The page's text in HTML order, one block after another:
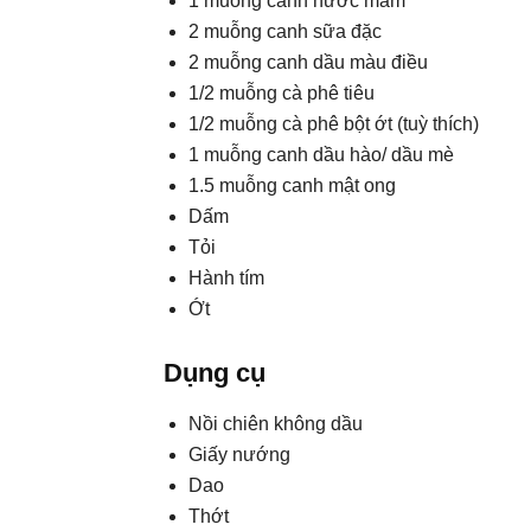
2 muỗng canh sữa đặc
2 muỗng canh dầu màu điều
1/2 muỗng cà phê tiêu
1/2 muỗng cà phê bột ớt (tuỳ thích)
1 muỗng canh dầu hào/ dầu mè
1.5 muỗng canh mật ong
Dấm
Tỏi
Hành tím
Ớt
Dụng cụ
Nồi chiên không dầu
Giấy nướng
Dao
Thớt